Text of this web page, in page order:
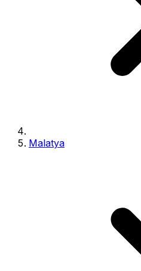
Malatya